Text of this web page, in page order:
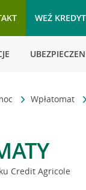
WEŹ KREDYT
Wpłatomat
Credit Agricole